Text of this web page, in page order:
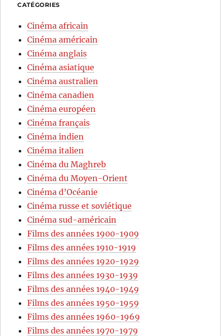
CATÉGORIES
Cinéma africain
Cinéma américain
Cinéma anglais
Cinéma asiatique
Cinéma australien
Cinéma canadien
Cinéma européen
Cinéma français
Cinéma indien
Cinéma italien
Cinéma du Maghreb
Cinéma du Moyen-Orient
Cinéma d’Océanie
Cinéma russe et soviétique
Cinéma sud-américain
Films des années 1900-1909
Films des années 1910-1919
Films des années 1920-1929
Films des années 1930-1939
Films des années 1940-1949
Films des années 1950-1959
Films des années 1960-1969
Films des années 1970-1979